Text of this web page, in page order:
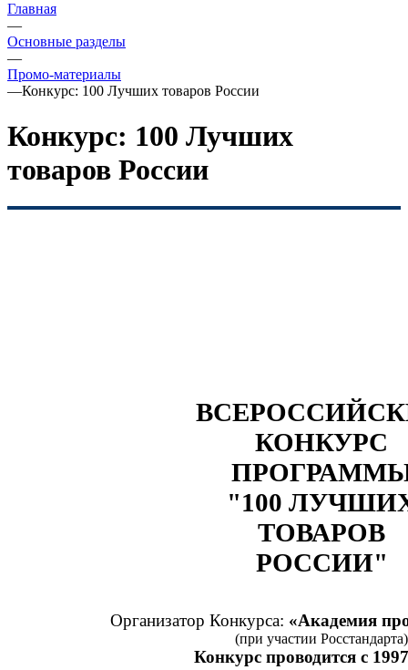
Главная
—
Основные разделы
—
Промо-материалы
—Конкурс: 100 Лучших товаров России
Конкурс: 100 Лучших
товаров России
КОНКУРС
"100
ТОВАРОВ
РОССИИ"
Организатор Конкурса: «Академия
(при участии Росстандарта)
Конкурс проводится с